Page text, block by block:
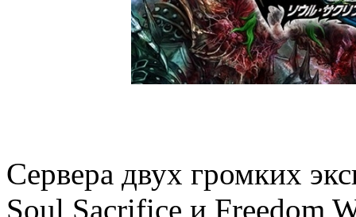
Сервера двух громких
Soul Sacrifice и Freedom